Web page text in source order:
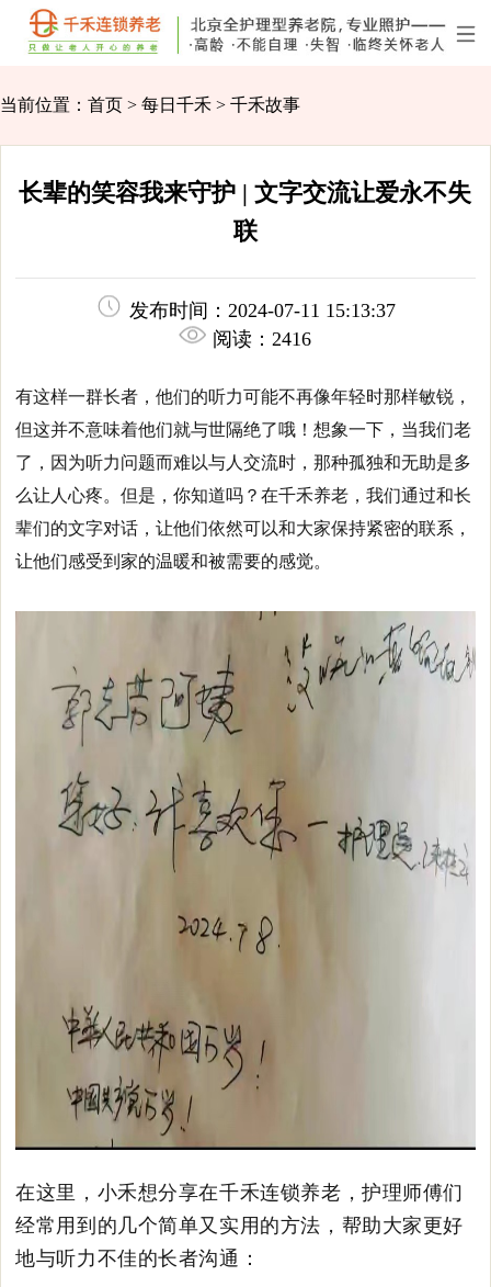
当前位置： 首页 > 每日千禾 > 千禾故事
长辈的笑容我来守护 | 文字交流让爱永不失
联
发布时间：2024-07-11 15:13:37
阅读：2416
有这样一群长者，他们的听力可能不再像年轻时那样敏锐，
但这并不意味着他们就与世隔绝了哦！想象一下，当我们老
了，因为听力问题而难以与人交流时，那种孤独和无助是多
么让人心疼。但是，你知道吗？在千禾养老，我们通过和长
辈们的文字对话，让他们依然可以和大家保持紧密的联系，
让他们感受到家的温暖和被需要的感觉。
在这里，小禾想分享在千禾连锁养老，护理师傅们
经常用到的几个简单又实用的方法，帮助大家更好
地与听力不佳的长者沟通：